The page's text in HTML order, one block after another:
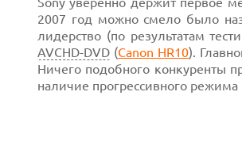
2007 год можно смело было
лидерство (по результатам
AVCHD-DVD (Canon HR10).
Ничего подобного конкуренты
наличие прогрессивного режима